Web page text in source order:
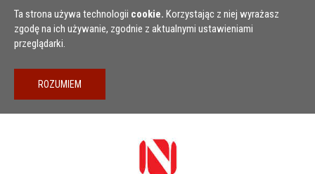
Przejdź do treści
Ta strona używa technologii cookie. Korzystając z niej wyrażasz
zgodę na ich używanie, zgodnie z aktualnymi ustawieniami
przeglądarki.